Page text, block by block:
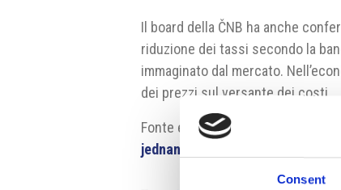
Consent
Il board della ČNB ha anche
riduzione dei tassi secondo la
immaginato dal mercato.
dei prezzi sul versante dei costi.
Fonte e fonte fotografia:
jednani/Rozhodnuti-bankovni-